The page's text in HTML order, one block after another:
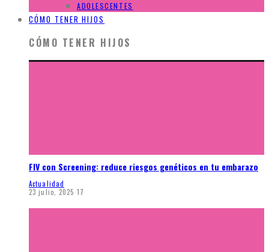
ADOLESCENTES
CÓMO TENER HIJOS
CÓMO TENER HIJOS
FIV con Screening: reduce riesgos genéticos en tu embarazo
Actualidad
23 julio, 2025 17